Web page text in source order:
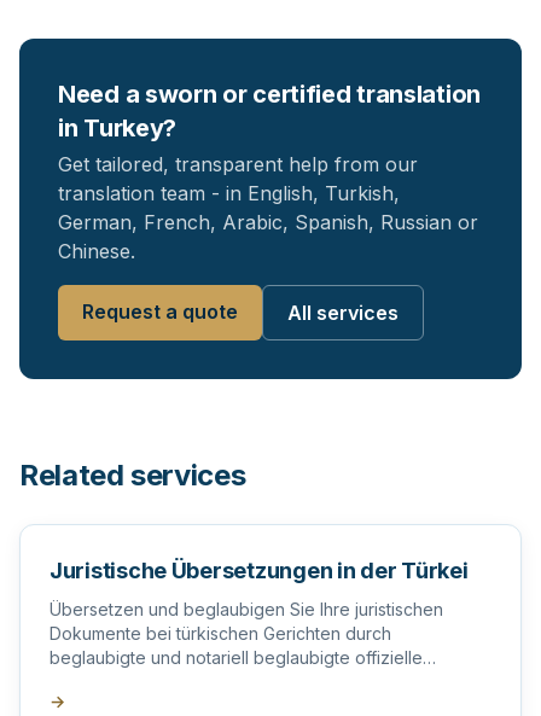
Need a sworn or certified translation
in Turkey?
Get tailored, transparent help from our
translation team - in English, Turkish,
German, French, Arabic, Spanish, Russian or
Chinese.
Request a quote All services
Related services
Juristische Übersetzungen in der Türkei
Übersetzen und beglaubigen Sie Ihre juristischen
Dokumente bei türkischen Gerichten durch
beglaubigte und notariell beglaubigte offizielle
→